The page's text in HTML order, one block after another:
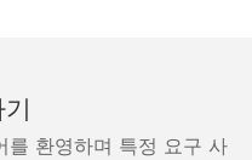
를 환영하며 특정 요구 사